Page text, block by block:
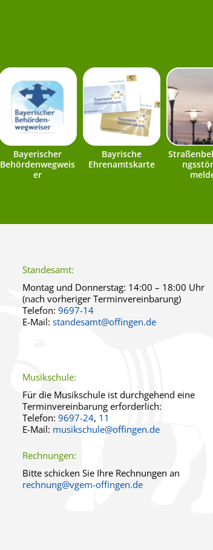
Bayerischer
Behördenwegweis
er
Bayrische
Ehrenamtskarte
Standesamt:
Montag und Donnerstag: 14:00 – 18:00 Uhr
(nach vorheriger Terminvereinbarung)
Telefon:9697-14
E-Mail:standesamt@offingen.de
Musikschule:
Für die Musikschule ist durchgehend eine
Terminvereinbarung erforderlich:
Telefon:9697-24, 11
E-Mail: musikschule@offingen.de
Rechnungen:
Bitte schicken Sie Ihre Rechnungen an
rechnung@vgem-offingen.de